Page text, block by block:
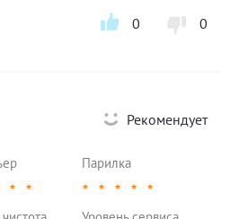
0 0
Рекомендует
★ ★
Парилка
★ ★ ★ ★ ★